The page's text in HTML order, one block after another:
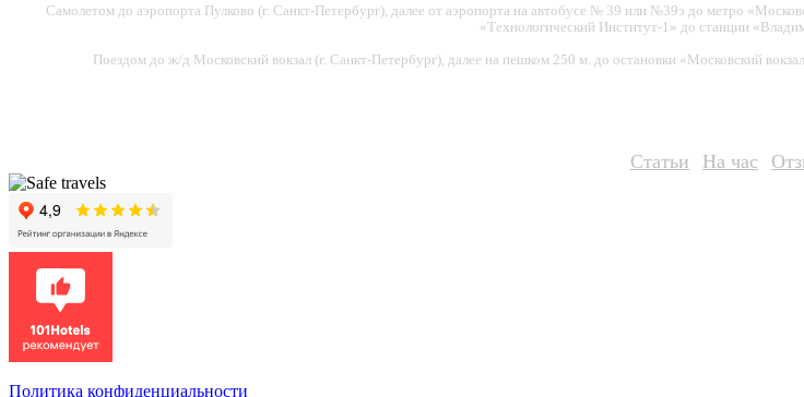
Самолетом до аэропорта Пулково (г. Санкт-Петербург), далее от аэропорта на автобусе № 39 или №39э до метро
«Технологический Институт-1» до станции
Поездом до ж/д Московский вокзал (г. Санкт-Петербург), далее на пешком 250 м. до остановки «Московский
Статьи На час
Политика конфиденциальности